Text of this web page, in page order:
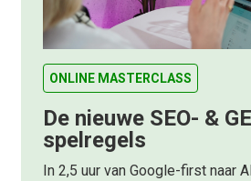
ONLINE MASTERCLASS
De nieuwe SEO- &
spelregels
In 2,5 uur van Google-first naar